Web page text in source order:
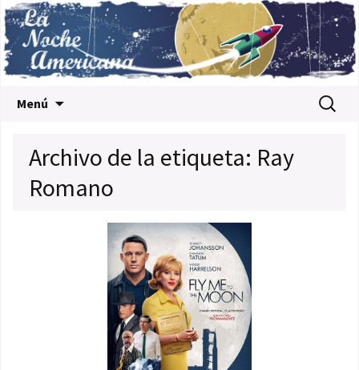
Menú Buscar:
Archivo de la etiqueta: Ray
Romano